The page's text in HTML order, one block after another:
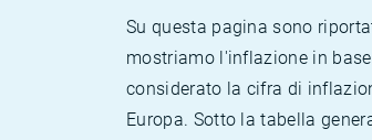
Su questa pagina sono
mostriamo l'inflazione in
considerato la cifra di
Europa. Sotto la tabella